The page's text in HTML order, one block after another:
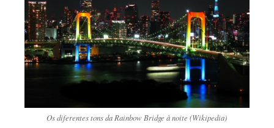
Os diferentes tons da Rainbow Bridge à noite (Wikipedia)